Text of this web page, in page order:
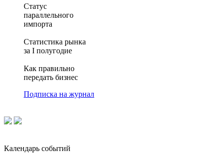
Статус
параллельного
импорта
Статистика рынка
за I полугодие
Как правильно
передать бизнес
Подписка на журнал
Календарь событий